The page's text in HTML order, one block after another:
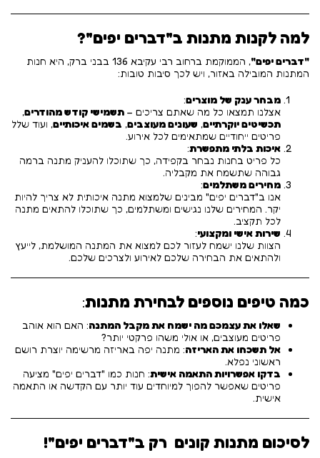
למה לקנות מתנות ב"דברים יפים"?
"דברים יפים"
, הממוקמת ברחוב רבי עקיבא 136 בבני ברק, היא חנות
המתנות המובילה באזור, ויש לכך סיבות טובות:
מבחר ענק של מוצרים:
אצלנו תמצאו כל מה שאתם צריכים – תשמישי קודש מהודרים,
תכשיטים יוקרתיים, שעונים מעוצבים, בשמים איכותיים, ועוד שלל
פריטים ייחודיים שמתאימים לכל אירוע.
איכות בלתי מתפשרת:
כל פריט בחנות נבחר בקפידה, כך שתוכלו להעניק מתנה ברמה
גבוהה שתשמח את מקבליה.
מחירים משתלמים:
אנו ב"דברים יפים" מבינים שלמצוא מתנה איכותית לא צריך להיות
יקר. המחירים שלנו נגישים ומשתלמים, כך שתוכלו להתאים מתנה
לכל תקציב.
שירות אישי ומקצועי:
הצוות שלנו ישמח לעזור לכם למצוא את המתנה המושלמת, לייעץ
ולהתאים את הבחירה שלכם לאירוע ולצרכים שלכם.
כמה טיפים נוספים לבחירת מתנות:
שאלו את עצמכם מה ישמח את מקבל המתנה: האם הוא אוהב
פריטים מעוצבים, או אולי משהו פרקטי יותר?
אל תשכחו את האריזה: מתנה יפה באריזה מרשימה יוצרת רושם
ראשוני נפלא.
בדקו אפשרויות התאמה אישית: חנות כמו "דברים יפים" מציעה
פריטים שאפשר להפוך למיוחדים עוד יותר עם הקדשה או התאמה
אישית.
לסיכום מתנות קונים רק ב"דברים יפים"!